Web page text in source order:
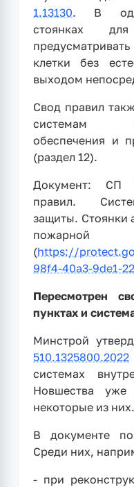
1.13130. В
стоянках
клетки без
выходом
Свод правил
системам
обеспечения и
(раздел 12).
Документ: СП
правил.
защиты. Стоянки
пожарной
(https://
98f4-40a3-9de1-
Пересмотрен
пунктах и
Минстрой
510.1325800.2022
системах
Новшества уже
некоторые из них.
В документе
Среди них,
- при